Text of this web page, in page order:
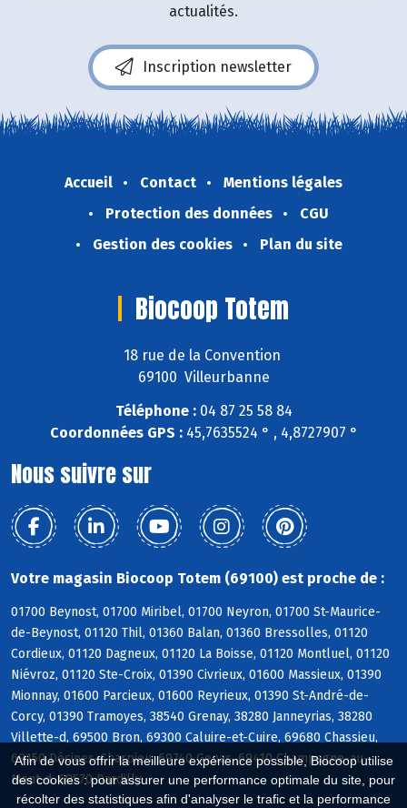
Afin de vous offrir la meilleure expérience possible, Biocoop utilise
des cookies : pour assurer une performance optimale du site, pour
récolter des statistiques afin d'analyser le trafic et la performance
actualités.
Inscription newsletter
Accueil Contact
Mentions légales
Protection des données
CGU
Gestion des cookies
Plan du site
Biocoop Totem
18 rue de la Convention
69100 Villeurbanne
Téléphone :04 87 25 58 84
Coordonnées GPS :45,7635524 ° , 4,8727907 °
Nous suivre sur
Votre magasin Biocoop Totem (69100) est proche de :
01700 Beynost, 01700 Miribel, 01700 Neyron, 01700 St-Maurice-
de-Beynost, 01120 Thil, 01360 Balan, 01360 Bressolles, 01120
Cordieux, 01120 Dagneux, 01120 La Boisse, 01120 Montluel, 01120
Niévroz, 01120 Ste-Croix, 01390 Civrieux, 01600 Massieux, 01390
Mionnay, 01600 Parcieux, 01600 Reyrieux, 01390 St-André-de-
Corcy, 01390 Tramoyes, 38540 Grenay, 38280 Janneyrias, 38280
Villette-d, 69500 Bron, 69300 Caluire-et-Cuire, 69680 Chassieu,
69150 Décines-Charpieu, 69740 Genas, 69410 Champagne-au-
Mont-d, 69570 Dardilly